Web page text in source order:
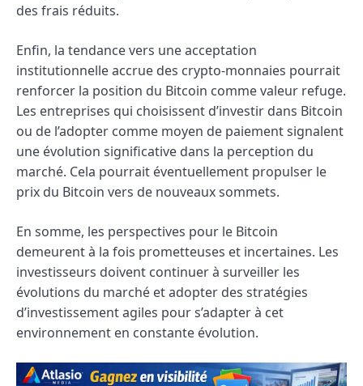
des frais réduits.
Enfin, la tendance vers une acceptation
institutionnelle accrue des crypto-monnaies pourrait
renforcer la position du Bitcoin comme valeur refuge.
Les entreprises qui choisissent d’investir dans Bitcoin
ou de l’adopter comme moyen de paiement signalent
une évolution significative dans la perception du
marché. Cela pourrait éventuellement propulser le
prix du Bitcoin vers de nouveaux sommets.
En somme, les perspectives pour le Bitcoin
demeurent à la fois prometteuses et incertaines. Les
investisseurs doivent continuer à surveiller les
évolutions du marché et adopter des stratégies
d’investissement agiles pour s’adapter à cet
environnement en constante évolution.